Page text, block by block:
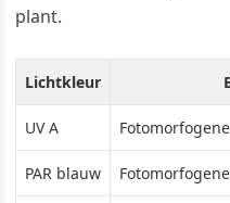
plant.
Lichtkleur
UV A
PAR blauw